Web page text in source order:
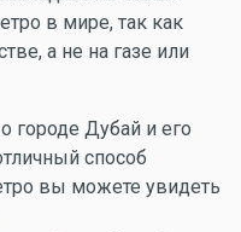
в мире, так как
а не на газе или
городе Дубай и его
способ
вы можете увидеть